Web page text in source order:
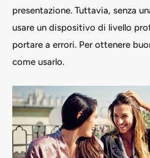
presentazione. Tuttavia, senza
usare un dispositivo di livello
portare a errori. Per ottenere
come usarlo.